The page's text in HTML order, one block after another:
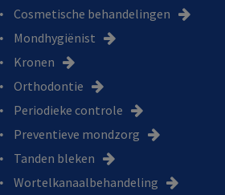
Cosmetische behandelingen
Mondhygiënist
Kronen
Orthodontie
Periodieke controle
Preventieve mondzorg
Tanden bleken
Wortelkanaalbehandeling